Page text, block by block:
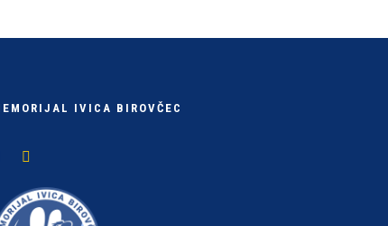
IVICA BIROVČEC